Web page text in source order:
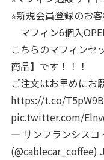
⭐︎新規会員登録のお
マフィン6個入
こちらのマフィンセ
商品】です！！！
ご注文はお早めにお
https://t.co/
pic.twitter.com/
— サンフランシスコ
(@cablecar_coffee)